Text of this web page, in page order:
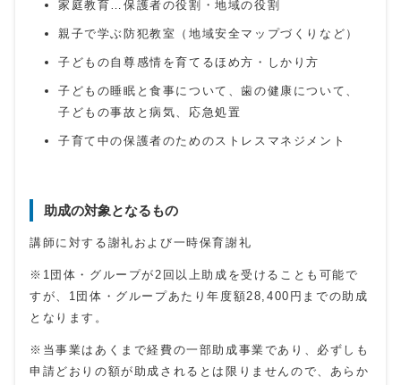
家庭教育…保護者の役割・地域の役割
親子で学ぶ防犯教室（地域安全マップづくりなど）
子どもの自尊感情を育てるほめ方・しかり方
子どもの睡眠と食事について、歯の健康について、
子どもの事故と病気、応急処置
子育て中の保護者のためのストレスマネジメント
助成の対象となるもの
講師に対する謝礼および一時保育謝礼
※1団体・グループが2回以上助成を受けることも可能で
すが、1団体・グループあたり年度額28,400円までの助成
となります。
※当事業はあくまで経費の一部助成事業であり、必ずしも
申請どおりの額が助成されるとは限りませんので、あらか